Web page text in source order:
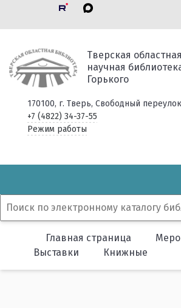
Тверская
научная
Горького
170100, г. Тверь, Свободный
+7 (4822) 34-37-55
Режим работы
Главная страница
Выставки
Книжные